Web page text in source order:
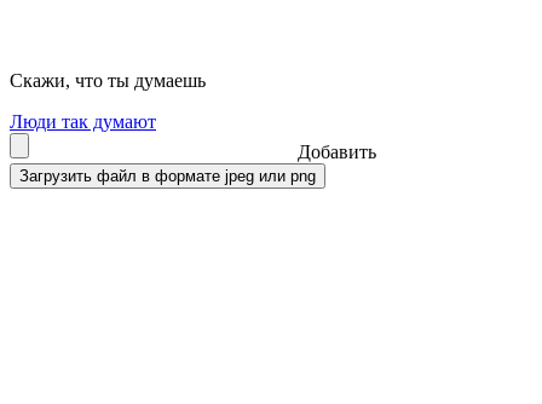
Скажи, что ты думаешь
Люди так думают
Добавить